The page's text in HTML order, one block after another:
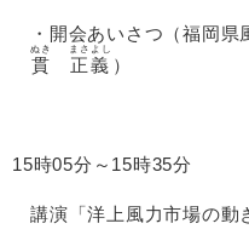
・開会あいさつ（福岡
貫
ぬき
正義
まさよし
）
15時05分～15時35分
講演「洋上風力市場の動